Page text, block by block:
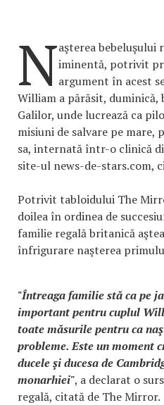
Naşterea bebeluşului
iminentă, potrivit
argument în acest
William a părăsit, duminică,
Galilor, unde lucrează ca
misiuni de salvare pe mare,
sa, internată într-o clinică
site-ul news-de-stars.com,
Potrivit tabloidului The
doilea în ordinea de
familie regală britanică
înfrigurare naşterea
"Întreaga familie stă ca pe
important pentru cuplul
toate măsurile pentru ca
probleme. Este un moment
ducele şi ducesa de
monarhiei", a declarat o
regală, citată de The Mirror.